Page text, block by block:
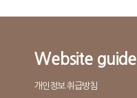
Website guide
개인정보 취급방침